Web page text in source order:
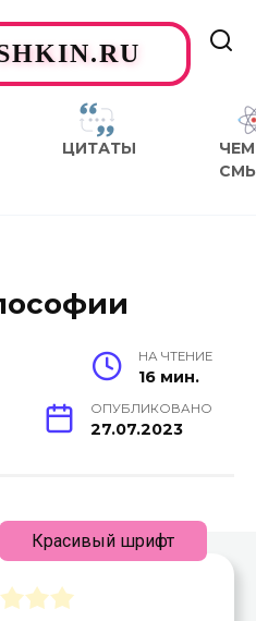
ЦИТАТЫ
ЧЕМ
НА ЧТЕНИЕ
16 мин.
ОПУБЛИКОВАНО
27.07.2023
Красивый шрифт